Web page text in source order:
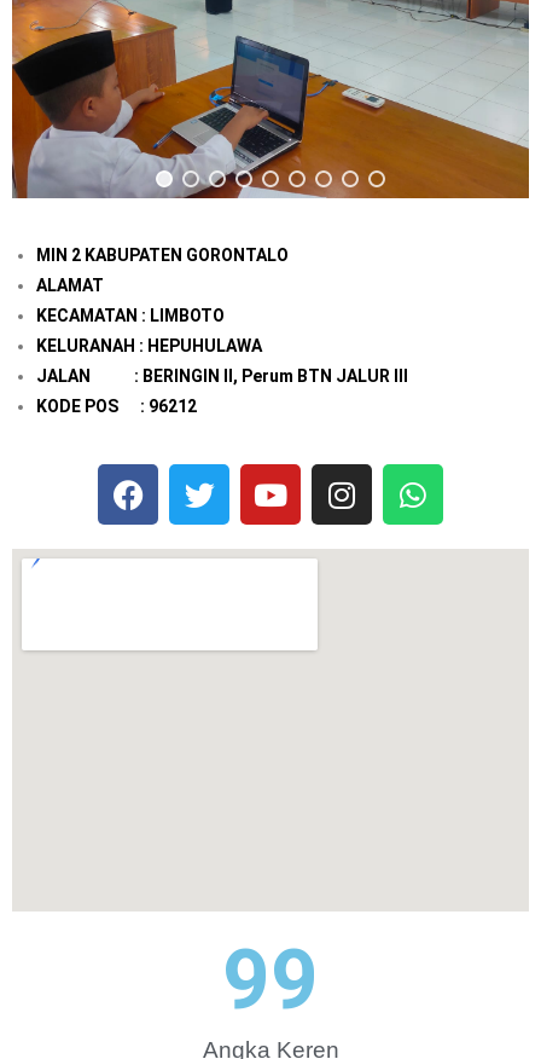
MIN 2 KABUPATEN GORONTALO
ALAMAT
KECAMATAN : LIMBOTO
KELURANAH : HEPUHULAWA
JALAN : BERINGIN II, Perum BTN JALUR III
KODE POS : 96212
Angka Keren
100